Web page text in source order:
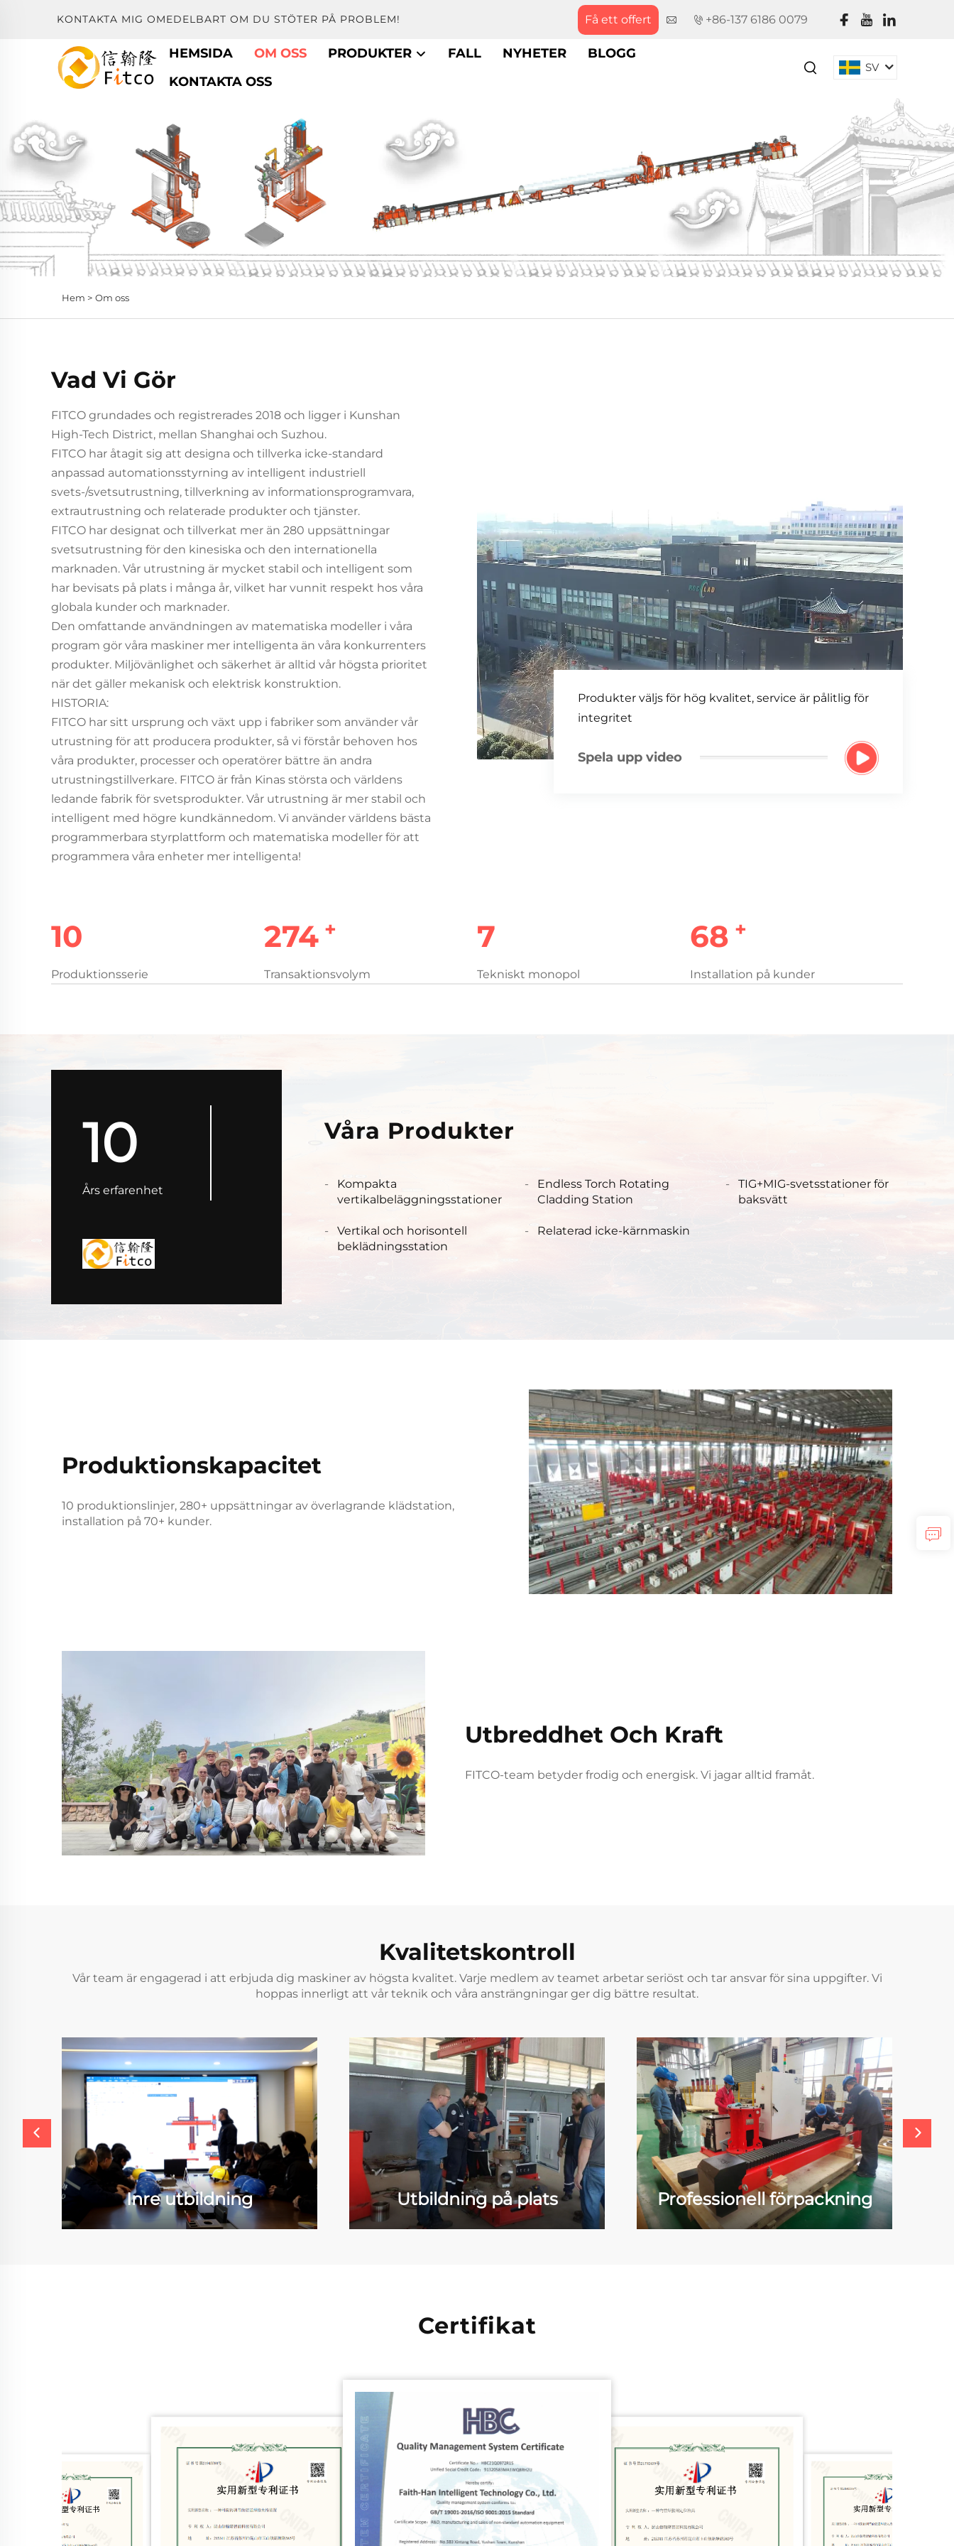
KONTAKTA MIG OMEDELBART OM DU STÖTER PÅ PROBLEM! Få ett offert +86-137 6186 0079
HEMSIDA OM OSS PRODUKTER FALL NYHETER
BLOGG
KONTAKTA OSS
SV
Hem > Om oss
Vad Vi Gör
FITCO grundades och registrerades 2018 och ligger i Kunshan
High-Tech District, mellan Shanghai och Suzhou.
FITCO har åtagit sig att designa och tillverka icke-standard
anpassad automationsstyrning av intelligent industriell
svets-/svetsutrustning, tillverkning av informationsprogramvara,
extrautrustning och relaterade produkter och tjänster.
FITCO har designat och tillverkat mer än 280 uppsättningar
svetsutrustning för den kinesiska och den internationella
marknaden. Vår utrustning är mycket stabil och intelligent som
har bevisats på plats i många år, vilket har vunnit respekt hos våra
globala kunder och marknader.
Den omfattande användningen av matematiska modeller i våra
program gör våra maskiner mer intelligenta än våra konkurrenters
produkter. Miljövänlighet och säkerhet är alltid vår högsta prioritet
när det gäller mekanisk och elektrisk konstruktion.
HISTORIA:
FITCO har sitt ursprung och växt upp i fabriker som använder vår
utrustning för att producera produkter, så vi förstår behoven hos
våra produkter, processer och operatörer bättre än andra
utrustningstillverkare. FITCO är från Kinas största och världens
ledande fabrik för svetsprodukter. Vår utrustning är mer stabil och
intelligent med högre kundkännedom. Vi använder världens bästa
programmerbara styrplattform och matematiska modeller för att
programmera våra enheter mer intelligenta!
Produkter väljs för hög kvalitet, service är pålitlig för
integritet
Spela upp video
10
Produktionsserie
280 +
Transaktionsvolym
7
Tekniskt monopol
70 +
Installation på kunder
10
Års erfarenhet
Våra Produkter
Kompakta
vertikalbeläggningsstationer
Endless Torch Rotating
Cladding Station
TIG+MIG-svetsstationer för
baksvätt
Vertikal och horisontell
beklädningsstation
Relaterad icke-kärnmaskin
Produktionskapacitet
10 produktionslinjer, 280+ uppsättningar av överlagrande klädstation,
installation på 70+ kunder.
Utbreddhet Och Kraft
FITCO-team betyder frodig och energisk. Vi jagar alltid framåt.
Kvalitetskontroll
Vår team är engagerad i att erbjuda dig maskiner av högsta kvalitet. Varje medlem av teamet arbetar seriöst och tar ansvar för sina uppgifter. Vi
hoppas innerligt att vår teknik och våra ansträngningar ger dig bättre resultat.
Inre utbildning Utbildning på plats Professionell förpackning
Certifikat